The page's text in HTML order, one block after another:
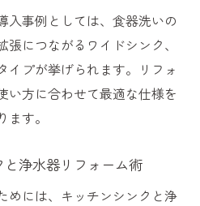
入事例としては、食器洗いの
につながるワイドシンク、
イプが挙げられます。リフォ
い方に合わせて最適な仕様を
す。
浄水器リフォーム術
めには、キッチンシンクと浄